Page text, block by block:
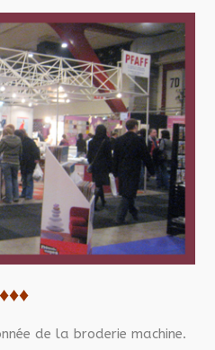
♦♦♦
de la broderie machine.